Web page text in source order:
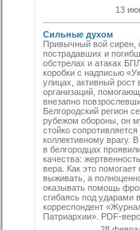
13
Сильные духом
Привычный вой сирен,
пострадавших и
обстрелах и атаках
коробки с надписью
улицах, активный рост
организаций,
внезапно
Белгородский регион
рубежом обороны, он
стойко сопротивляется
коллективному врагу.
в белгородцах
качества:
вера. Как это помогает
выживать, а
оказывать помощь
сгибаясь под ударами
корреспондент
Патриархии». PDF-